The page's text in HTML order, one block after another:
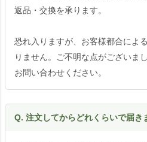
返品・交換を承ります。
恐れ入りますが、お客様都合によ
りません。ご不明な点がございま
お問い合わせください。
Q. 注文してからどれくらいで届き